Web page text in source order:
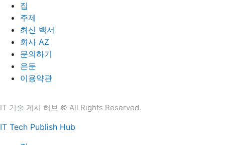
집
주제
최신 백서
회사 AZ
문의하기
은둔
이용약관
IT 기술 게시 허브 © All Rights Reserved.
IT Tech Publish Hub